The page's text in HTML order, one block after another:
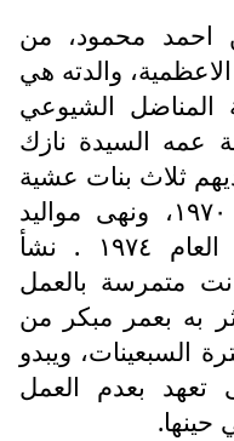
احمد محمود، من
في مدينة الاعظمية، والدته هي
المناضل الشيوعي
عمه السيدة نازك
ثلاث بنات عشية
اعتقاله، لبنى مواليد العام ١٩٧٠، ونهى مواليد
العام ١٩٧٣ وسهى مواليد العام ١٩٧٤ . نشأ
متمرسة بالعمل
به بعمر مبكر من
السبعينات، ويبدو
تعهد بعدم العمل